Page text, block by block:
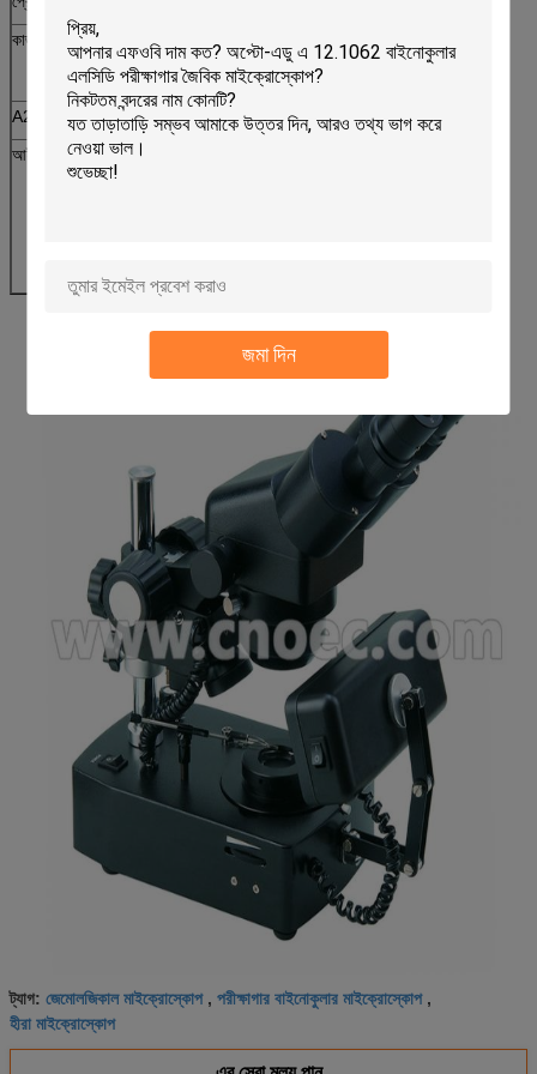
জমা দিন
কাজ পর্যায়ে
জুয়েল Tweezer
ডায়াফ্রম দিয়ে ডার্ক ফিল্ড ওয়ার্কিং স্টেজ
A24.1202 জ্যোয়ারি মাইক্রোস্কোপ, ঐচ্ছিক আনুষাঙ্গিক
আই-পীস
WF5x
ট্যাগ: জেমোলজিকাল মাইক্রোস্কোপ, পরীক্ষাগার বাইনোকুলার মাইক্রোস্কোপ,
হীরা মাইক্রোস্কোপ